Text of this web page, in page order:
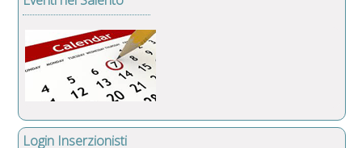
Login Inserzionisti